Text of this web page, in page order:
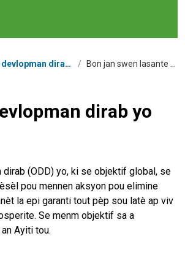
Objektif devlopman dirab yo nan Ayiti /
dirab yo
(ODD) yo, ki se objektif global, se
pou mennen aksyon pou elimine
la epi garanti tout pèp sou latè ap viv
Se menm objektif sa a
Ayiti tou.